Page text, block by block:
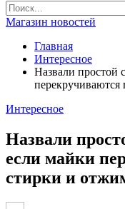
Магазин новостей
Главная
Интересное
Назвали простой
перекручиваются
Интересное
Назвали
если майки
стирки и